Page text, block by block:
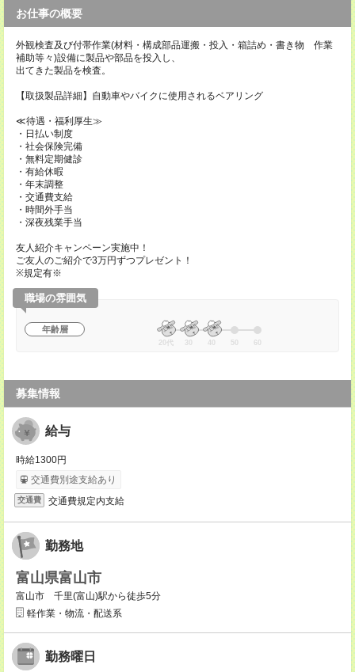
お仕事の概要
外観検査及び付帯作業(材料・構成部品運搬・投入・箱詰め・書き物 作業
補助等々)設備に製品や部品を投入し、
出てきた製品を検査。
【取扱製品詳細】自動車やバイクに使用されるベアリング
≪待遇・福利厚生≫
・日払い制度
・社会保険完備
・無料定期健診
・有給休暇
・年末調整
・交通費支給
・時間外手当
・深夜残業手当
友人紹介キャンペーン実施中！
ご友人のご紹介で3万円ずつプレゼント！
※規定有※
職場の雰囲気
年齢層
20代 30 40 50 60
募集情報
給与
時給1300円
交通費別途支給あり
交通費 交通費規定内支給
勤務地
富山県富山市
富山市 千里(富山)駅から徒歩5分
軽作業・物流・配送系
勤務曜日